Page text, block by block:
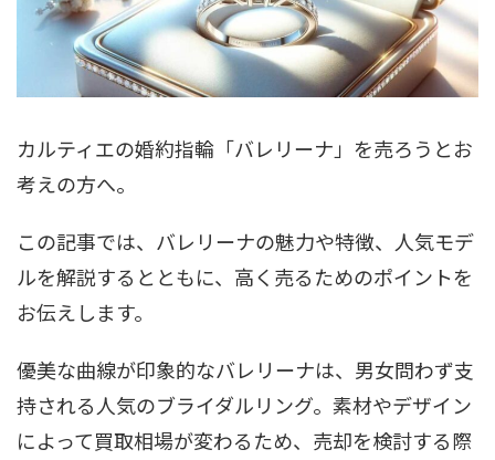
カルティエの婚約指輪「バレリーナ」を売ろうとお
考えの方へ。
この記事では、バレリーナの魅力や特徴、人気モデ
ルを解説するとともに、高く売るためのポイントを
お伝えします。
優美な曲線が印象的なバレリーナは、男女問わず支
持される人気のブライダルリング。素材やデザイン
によって買取相場が変わるため、売却を検討する際